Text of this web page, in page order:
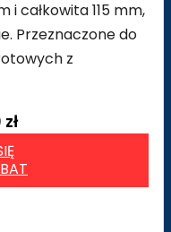
i całkowita 115 mm,
Przeznaczone do
z